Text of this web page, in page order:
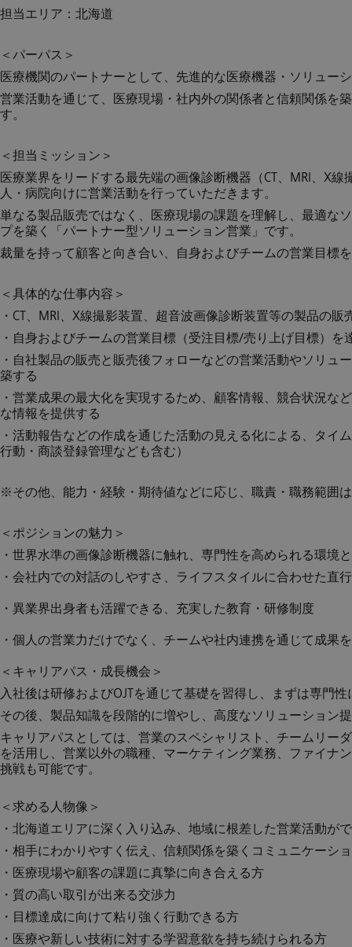
担当エリア：北海道
＜パーパス＞
医療機関のパートナーとして、先進的な医療機器・ソリュー
営業活動を通じて、医療現場・社内外の関係者と信頼関係を
す。
＜担当ミッション＞
医療業界をリードする最先端の画像診断機器（CT、MRI、X
人・病院向けに営業活動を行っていただきます。
単なる製品販売ではなく、医療現場の課題を理解し、最適な
プを築く「パートナー型ソリューション営業」です。
裁量を持って顧客と向き合い、自身およびチームの営業目標
＜具体的な仕事内容＞
・CT、MRI、X線撮影装置、超音波画像診断装置等の製品の
・自身およびチームの営業目標（受注目標/売り上げ目標）を
・自社製品の販売と販売後フォローなどの営業活動やソリ
築する
・営業成果の最大化を実現するため、顧客情報、競合状況
な情報を提供する
・活動報告などの作成を通じた活動の見える化による、タ
行動・商談登録管理なども含む）
※その他、能力・経験・期待値などに応じ、職責・職務範囲
＜ポジションの魅力＞
・世界水準の画像診断機器に触れ、専門性を高められる環境
・会社内での対話のしやすさ、ライフスタイルに合わせた直
・異業界出身者も活躍できる、充実した教育・研修制度
・個人の営業力だけでなく、チームや社内連携を通じて成果
＜キャリアパス・成長機会＞
入社後は研修およびOJTを通じて基礎を習得し、まずは専門
その後、製品知識を段階的に増やし、高度なソリューション
キャリアパスとしては、営業のスペシャリスト、チームリー
を活用し、営業以外の職種、マーケティング業務、ファイナ
挑戦も可能です。
＜求める人物像＞
・北海道エリアに深く入り込み、地域に根差した営業活動が
・相手にわかりやすく伝え、信頼関係を築くコミュニケーシ
・医療現場や顧客の課題に真摯に向き合える方
・質の高い取引が出来る交渉力
・目標達成に向けて粘り強く行動できる方
・医療や新しい技術に対する学習意欲を持ち続けられる方